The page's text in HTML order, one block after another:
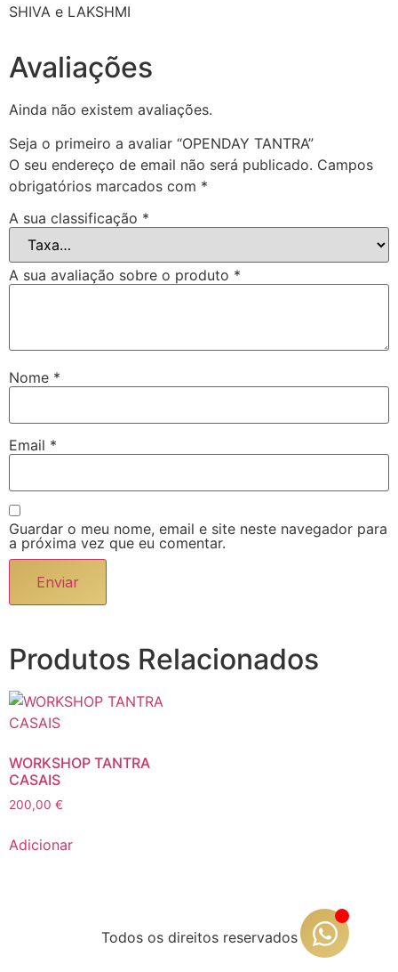
SHIVA e LAKSHMI
Avaliações
Ainda não existem avaliações.
Seja o primeiro a avaliar “OPENDAY TANTRA”
O seu endereço de email não será publicado. Campos
obrigatórios marcados com *
A sua classificação *
A sua avaliação sobre o produto *
Nome *
Email *
Guardar o meu nome, email e site neste navegador para
a próxima vez que eu comentar.
Produtos Relacionados
WORKSHOP TANTRA
CASAIS
200,00 €
Adicionar
Todos os direitos reservados